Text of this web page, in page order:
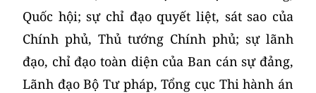
Quốc hội; sự chỉ đạo quyết liệt, sát sao của
Chính phủ, Thủ tướng Chính phủ; sự lãnh
đạo, chỉ đạo toàn diện của Ban cán sự đảng,
Lãnh đạo Bộ Tư pháp, Tổng cục Thi hành án